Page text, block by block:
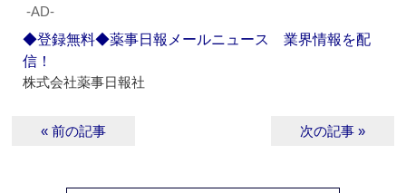
‐AD‐
◆登録無料◆薬事日報メールニュース 業界情報を配
信！
株式会社薬事日報社
« 前の記事 次の記事 »